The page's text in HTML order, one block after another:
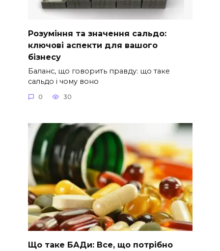
Розуміння та значення сальдо:
ключові аспекти для вашого
бізнесу
Баланс, що говорить правду: що таке
сальдо і чому воно
0 30
Що таке БАДи: Все, що потрібно